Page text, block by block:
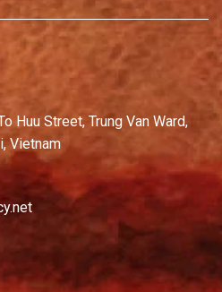
Huu Street, Trung Van Ward,
Vietnam